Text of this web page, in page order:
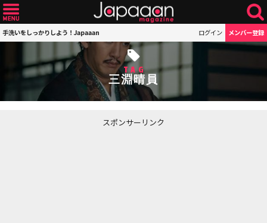
手洗いをしっかりしよう！Japaaan ログイン メンバー登録
TAG
三淵晴員
スポンサーリンク